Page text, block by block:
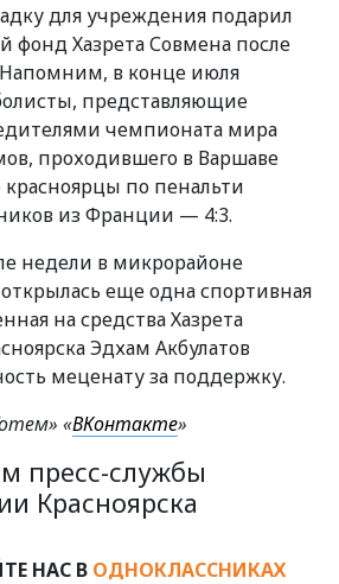
для учреждения подарил
фонд Хазрета Совмена после
Напомним, в конце июля
представляющие
чемпионата мира
проходившего в Варшаве
по пенальти
из Франции — 4:3.
недели в микрорайоне
открылась еще одна спортивная
на средства Хазрета
Эдхам Акбулатов
меценату за поддержку.
«ВКонтакте»
пресс-службы
Красноярска
НАС В ОДНОКЛАССНИКАХ